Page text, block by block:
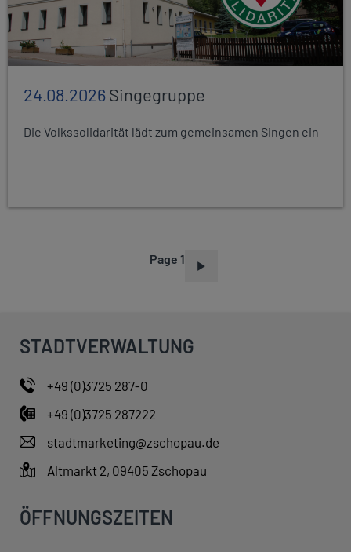
24.08.2026Singegruppe
Die Volkssolidarität lädt zum gemeinsamen Singen ein
Page 1
STADTVERWALTUNG
+49 (0)3725 287-0
+49 (0)3725 287222
stadtmarketing@zschopau.de
Altmarkt 2, 09405 Zschopau
ÖFFNUNGSZEITEN